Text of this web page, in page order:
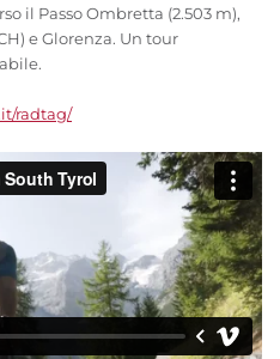
il Passo Ombretta (2.503 m),
e Glorenza. Un tour
radtag/